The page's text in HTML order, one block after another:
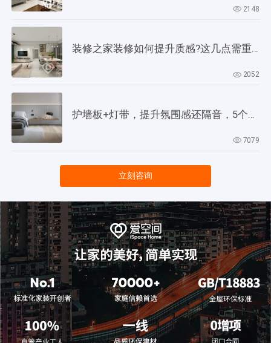
2148
装修之家装修如何提升质感?这几点需重视起来
2052
7079
立刻咨询